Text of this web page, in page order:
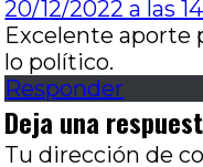
20/12/2022 a las
Excelente aporte
lo político.
Responder
Deja una
Tu dirección de